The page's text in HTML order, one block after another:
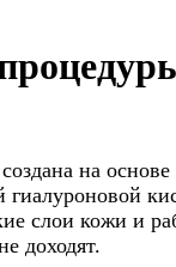
на основе
гиалуроновой
слои кожи и
доходят.